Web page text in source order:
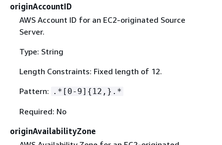
originAccountID
AWS Account ID for an EC2-originated Source
Server.
Type: String
Length Constraints: Fixed length of 12.
Pattern: .*[0-9] { 12,}.*
Required: No
originAvailabilityZone